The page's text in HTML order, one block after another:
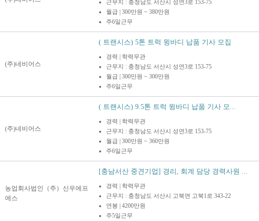
근무지 : 충청남도 서산시 성연3로 153-75
월급 | 300만원 ~ 380만원
주6일근무
(주)네비어스
( 트랜시스) 5톤 트럭 윙바디 납품 기사 모집
경력 | 학력무관
근무지 : 충청남도 서산시 성연3로 153-75
월급 | 300만원 ~ 300만원
주6일근무
(주)네비어스
( 트랜시스) 9.5톤 트럭 윙바디 납품 기사 모...
경력 | 학력무관
근무지 : 충청남도 서산시 성연3로 153-75
월급 | 300만원 ~ 360만원
주6일근무
농업회사법인（주）신우에프
에스
[충남서산 중견기업] 경리, 회계 담당 경력사원 ...
경력 | 학력무관
근무지 : 충청남도 서산시 고북면 고북1로 343-22
연봉 | 4200만원
주5일근무